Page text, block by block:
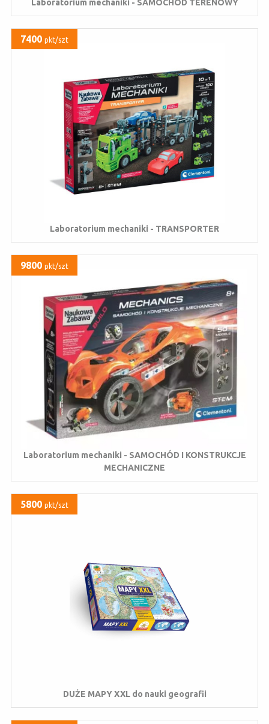
Laboratorium mechaniki - SAMOCHÓD TERENOWY
7400 pkt/szt
Laboratorium mechaniki - TRANSPORTER
9800 pkt/szt
Laboratorium mechaniki - SAMOCHÓD I KONSTRUKCJE
MECHANICZNE
5800 pkt/szt
DUŻE MAPY XXL do nauki geografii